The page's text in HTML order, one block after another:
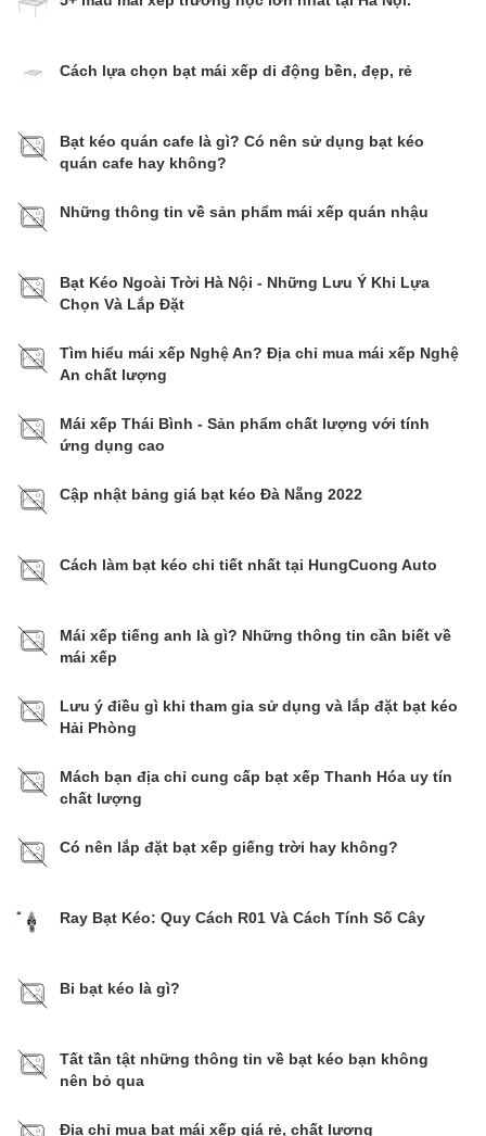
Cách lựa chọn bạt mái xếp di động bền, đẹp, rẻ
Bạt kéo quán cafe là gì? Có nên sử dụng bạt kéo
quán cafe hay không?
Những thông tin về sản phẩm mái xếp quán nhậu
Bạt Kéo Ngoài Trời Hà Nội - Những Lưu Ý Khi Lựa
Chọn Và Lắp Đặt
Tìm hiểu mái xếp Nghệ An? Địa chỉ mua mái xếp Nghệ
An chất lượng
Mái xếp Thái Bình - Sản phẩm chất lượng với tính
ứng dụng cao
Cập nhật bảng giá bạt kéo Đà Nẵng 2022
Cách làm bạt kéo chi tiết nhất tại HungCuong Auto
Mái xếp tiếng anh là gì? Những thông tin cần biết về
mái xếp
Lưu ý điều gì khi tham gia sử dụng và lắp đặt bạt kéo
Hải Phòng
Mách bạn địa chỉ cung cấp bạt xếp Thanh Hóa uy tín
chất lượng
Có nên lắp đặt bạt xếp giếng trời hay không?
Ray Bạt Kéo: Quy Cách R01 Và Cách Tính Số Cây
Bi bạt kéo là gì?​​​​​​​
Tất tần tật những thông tin về bạt kéo bạn không
nên bỏ qua
Địa chỉ mua bạt mái xếp giá rẻ, chất lượng